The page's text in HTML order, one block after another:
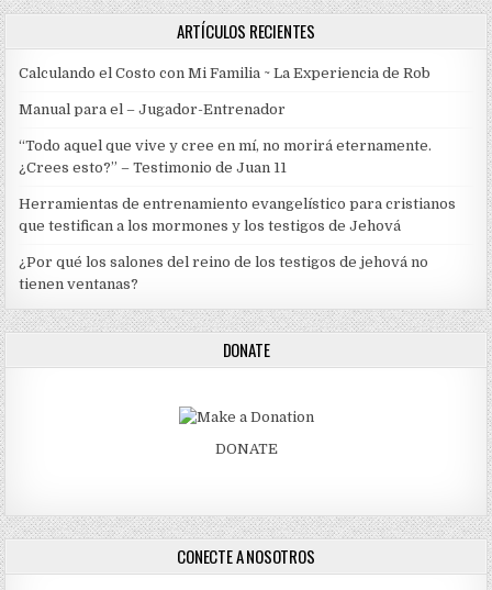
ARTÍCULOS RECIENTES
Calculando el Costo con Mi Familia ~ La Experiencia de Rob
Manual para el – Jugador-Entrenador
“Todo aquel que vive y cree en mí, no morirá eternamente.
¿Crees esto?” – Testimonio de Juan 11
Herramientas de entrenamiento evangelístico para cristianos
que testifican a los mormones y los testigos de Jehová
¿Por qué los salones del reino de los testigos de jehová no
tienen ventanas?
DONATE
DONATE
CONECTE A NOSOTROS